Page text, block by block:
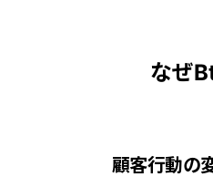
なぜ
顧客行動の